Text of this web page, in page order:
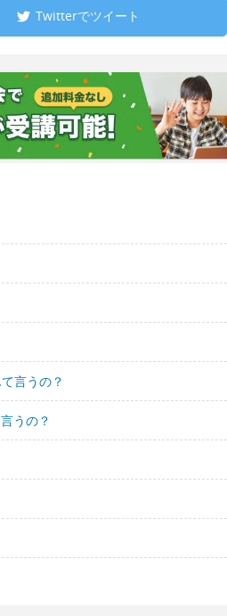
Twitterでツイート
言うの？
うの？